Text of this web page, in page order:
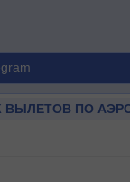
ВЫЛЕТОВ ПО